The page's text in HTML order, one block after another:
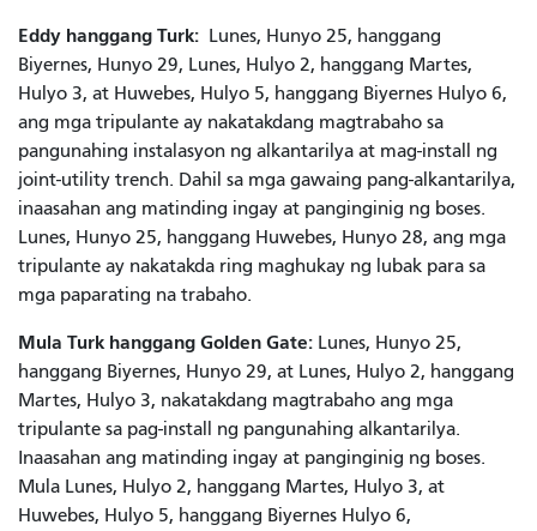
Eddy hanggang Turk: Lunes, Hunyo 25, hanggang
Biyernes, Hunyo 29, Lunes, Hulyo 2, hanggang Martes,
Hulyo 3, at Huwebes, Hulyo 5, hanggang Biyernes Hulyo 6,
ang mga tripulante ay nakatakdang magtrabaho sa
pangunahing instalasyon ng alkantarilya at mag-install ng
joint-utility trench. Dahil sa mga gawaing pang-alkantarilya,
inaasahan ang matinding ingay at panginginig ng boses.
Lunes, Hunyo 25, hanggang Huwebes, Hunyo 28, ang mga
tripulante ay nakatakda ring maghukay ng lubak para sa
mga paparating na trabaho.
Mula Turk hanggang Golden Gate: Lunes, Hunyo 25,
hanggang Biyernes, Hunyo 29, at Lunes, Hulyo 2, hanggang
Martes, Hulyo 3, nakatakdang magtrabaho ang mga
tripulante sa pag-install ng pangunahing alkantarilya.
Inaasahan ang matinding ingay at panginginig ng boses.
Mula Lunes, Hulyo 2, hanggang Martes, Hulyo 3, at
Huwebes, Hulyo 5, hanggang Biyernes Hulyo 6,